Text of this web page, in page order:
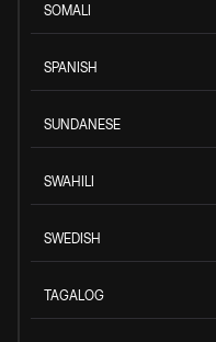
SOMALI
SPANISH
SUNDANESE
SWAHILI
SWEDISH
TAGALOG